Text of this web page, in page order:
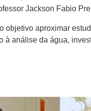
Jackson Fabio
aproximar
análise da água,